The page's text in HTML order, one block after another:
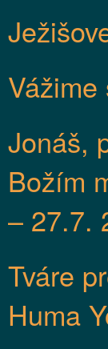
Jonáš,
Božím
– 27.7.
Tváre
Huma